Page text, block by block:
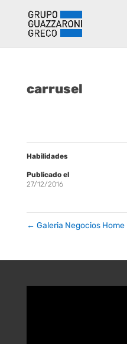
carrusel
Habilidades
Publicado el
27/12/2016
← Galeria Negocios Home